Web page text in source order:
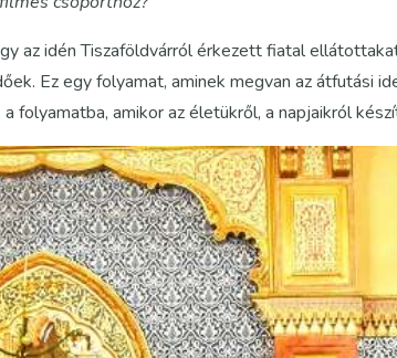
az idén Tiszaföldvárról érkezett fiatal
Ez egy folyamat, aminek megvan az átfutási
folyamatba, amikor az életükről, a napjaikról